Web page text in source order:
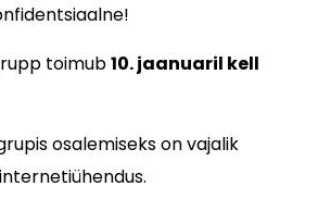
toimub10. jaanuaril kell
osalemiseks on vajalik